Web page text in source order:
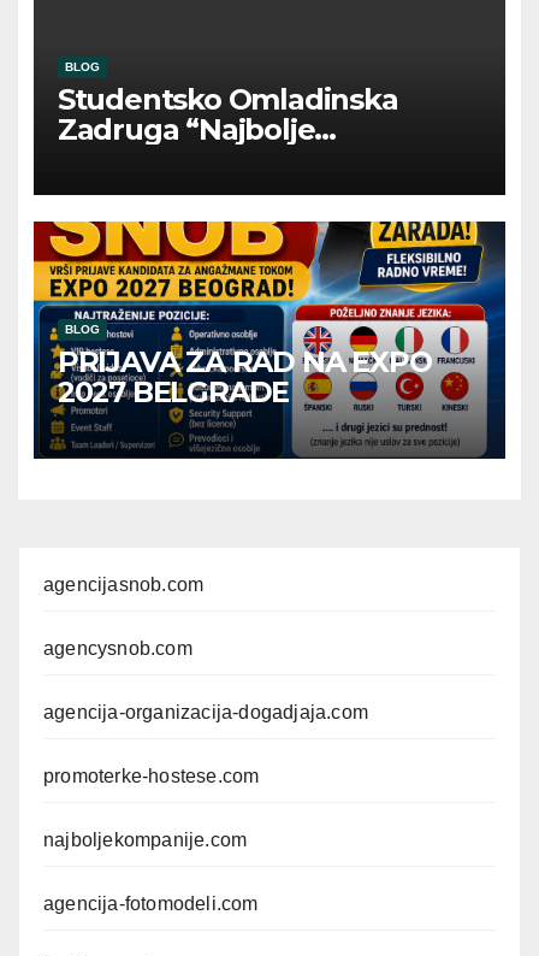
BLOG
Studentsko Omladinska
Zadruga “Najbolje
BLOG
PRIJAVA ZA RAD NA EXPO
2027 BELGRADE
agencijasnob.com
agencysnob.com
agencija-organizacija-dogadjaja.com
promoterke-hostese.com
najboljekompanije.com
agencija-fotomodeli.com